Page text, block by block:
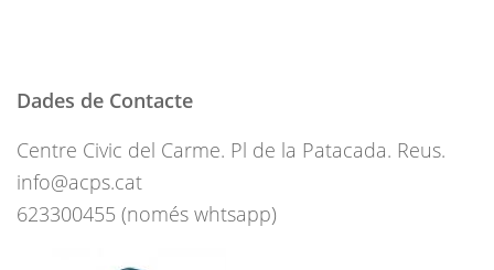
Dades de Contacte
Centre Civic del Carme. Pl de la Patacada. Reus.
info@acps.cat
623300455 (només whtsapp)